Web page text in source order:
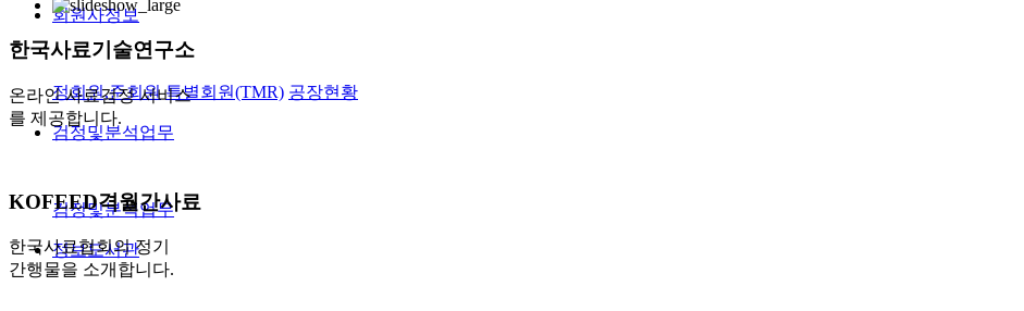
회원사정보
정회원,준회원 특별회원(TMR) 공장현황
검정및분석업무
검정및분석업무
정보도서관
한국사료기술연구소
온라인 사료검정 서비스
를 제공합니다.
KOFEED격월간사료
한국사료협회의 정기
간행물을 소개합니다.